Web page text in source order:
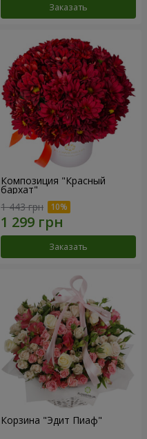
Заказать
Композиция "Красный
бархат"
1 443 грн
Заказать
Корзина "Эдит Пиаф"